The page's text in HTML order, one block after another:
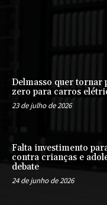
Delmasso quer tornar
zero para carros
23 de julho de 2026
Falta investimento
contra crianças e
debate
24 de junho de 2026